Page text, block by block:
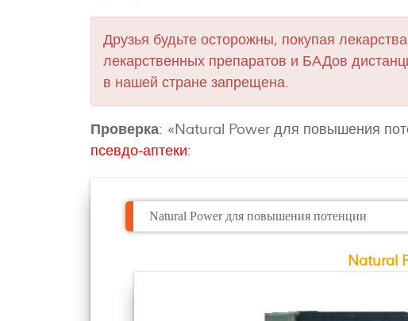
Друзья будьте осторожны, покупая
лекарственных препаратов и БАДов
в нашей стране запрещена.
Проверка: «Natural Power для повышения
псевдо-аптеки:
Natural Power для повышения потенции
Natural